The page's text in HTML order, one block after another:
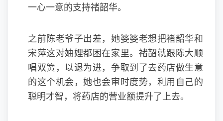
一心一意的支持禇韶华。
之前陈老爷子出差，她婆婆老想把褚韶华和
宋萍这对妯娌都困在家里。禇韶就跟陈大顺
唱双簧，以退为进，争取到了去药店做生意
的这个机会，她也会审时度势，利用自己的
聪明才智，将药店的营业额提升了上去。